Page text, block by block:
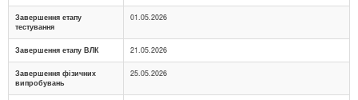
Завершення етапу
тестування
01.05.2026
Завершення етапу ВЛК 21.05.2026
Завершення фізичних
випробувань
25.05.2026